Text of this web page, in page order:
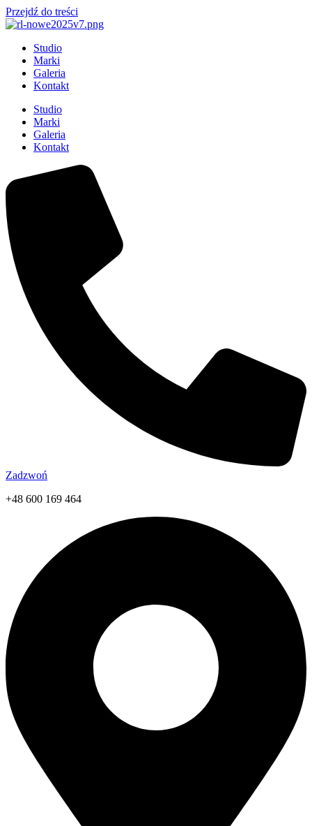
Przejdź do treści
Studio
Marki
Galeria
Kontakt
Studio
Marki
Galeria
Kontakt
Zadzwoń
+48 600 169 464